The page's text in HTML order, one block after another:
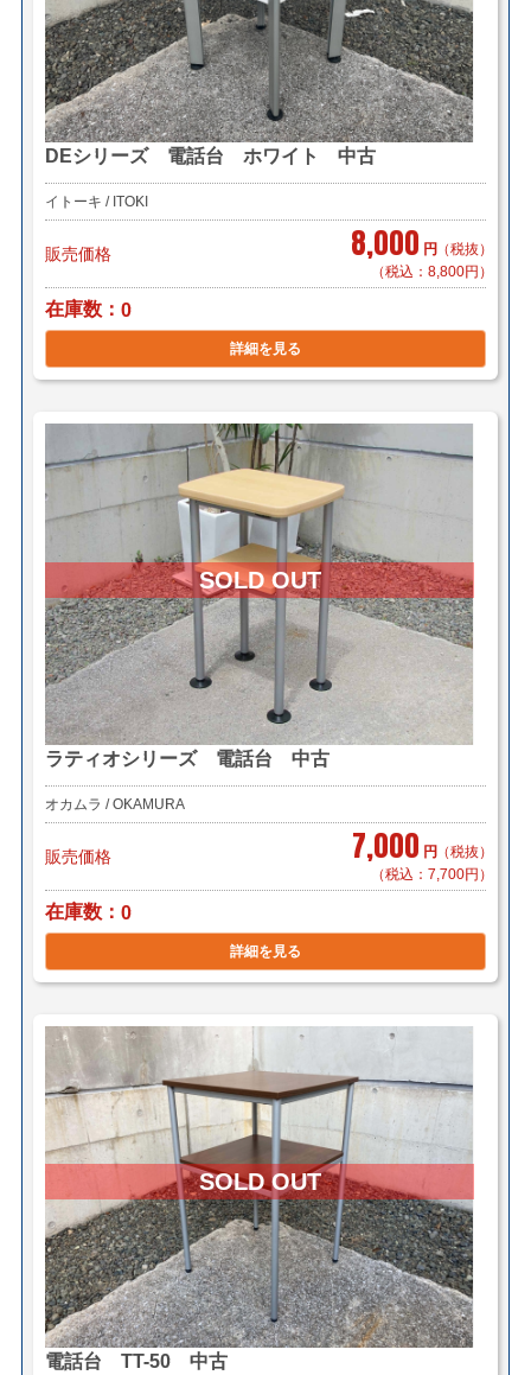
DEシリーズ 電話台 ホワイト 中古
イトーキ / ITOKI
販売価格 8,000 円 （税抜）
（税込：8,800円）
在庫数 0
詳細を見る
ラティオシリーズ 電話台 中古
オカムラ / OKAMURA
販売価格 7,000 円 （税抜）
（税込：7,700円）
在庫数 0
詳細を見る
電話台 TT-50 中古